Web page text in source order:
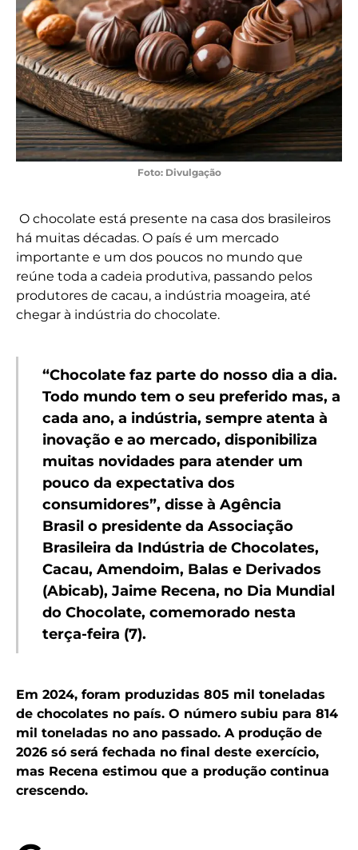
Foto: Divulgação
O chocolate está presente na casa dos brasileiros
há muitas décadas. O país é um mercado
importante e um dos poucos no mundo que
reúne toda a cadeia produtiva, passando pelos
produtores de cacau, a indústria moageira, até
chegar à indústria do chocolate.
“Chocolate faz parte do nosso dia a dia.
Todo mundo tem o seu preferido mas, a
cada ano, a indústria, sempre atenta à
inovação e ao mercado, disponibiliza
muitas novidades para atender um
pouco da expectativa dos
consumidores”, disse à Agência
Brasil o presidente da Associação
Brasileira da Indústria de Chocolates,
Cacau, Amendoim, Balas e Derivados
(Abicab), Jaime Recena, no Dia Mundial
do Chocolate, comemorado nesta
terça-feira (7).
Em 2024, foram produzidas 805 mil toneladas
de chocolates no país. O número subiu para 814
mil toneladas no ano passado. A produção de
2026 só será fechada no final deste exercício,
mas Recena estimou que a produção continua
crescendo.